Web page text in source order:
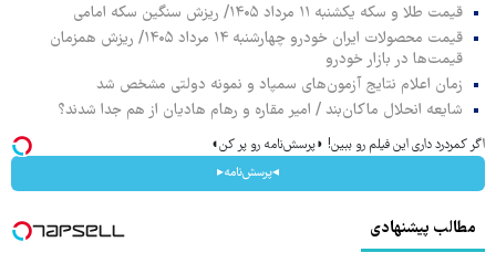
قیمت طلا و سکه یکشنبه ۱۱ مرداد ۱۴۰۵/ ریزش سنگین سکه امامی
قیمت محصولات ایران خودرو چهارشنبه ۱۴ مرداد ۱۴۰۵/ ریزش همزمان
قیمت‌ها در بازار خودرو
زمان اعلام نتایج آزمون‌های سمپاد و نمونه دولتی مشخص شد
شایعه انحلال ماکان‌بند / امیر مقاره و رهام هادیان از هم جدا شدند؟
اگر کمردرد داری این فیلم رو ببین! ◗پرسش‌نامه رو پر کن◖
◂پرسش‌نامه▸
مطالب پیشنهادی